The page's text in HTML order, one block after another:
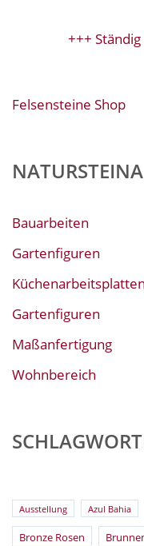
+++
Felsensteine Shop
Bauarbeiten
Gartenfiguren
Küchenarbeitsplatten
Gartenfiguren
Maßanfertigung
Wohnbereich
Ausstellung Azul Bahia
Bronze Rosen